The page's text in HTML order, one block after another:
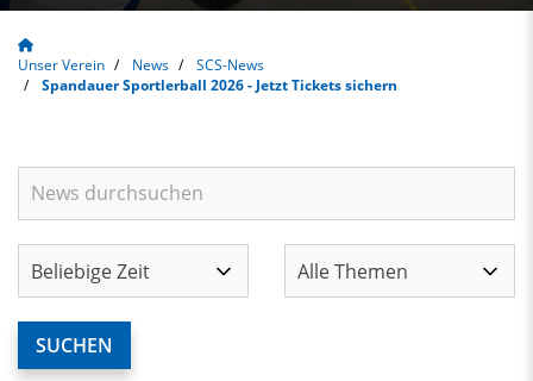
Unser Verein News
SCS-News
Spandauer Sportlerball 2026 - Jetzt Tickets sichern